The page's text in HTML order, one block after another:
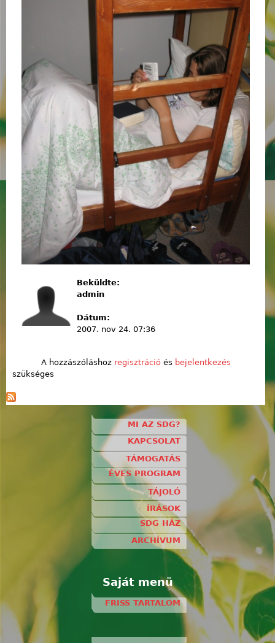
Beküldte:
admin
Dátum:
2007. nov 24. 07:36
A hozzászóláshoz regisztrációés bejelentkezés
szükséges
MI AZ SDG?
KAPCSOLAT
TÁMOGATÁS
ÉVES PROGRAM
TÁJOLÓ
ÍRÁSOK
SDG HÁZ
ARCHÍVUM
Saját menü
FRISS TARTALOM